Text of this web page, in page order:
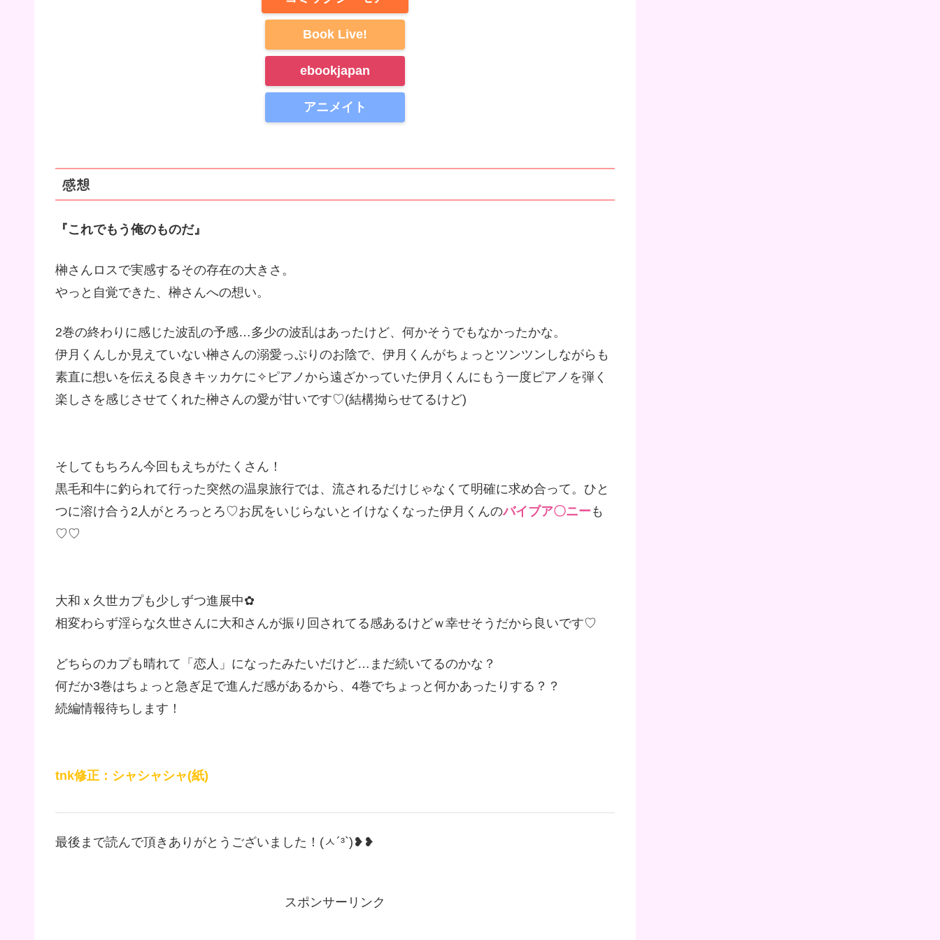
Book Live!
ebookjapan
アニメイト
感想
『これでもう俺のものだ』
榊さんロスで実感するその存在の大きさ。
やっと自覚できた、榊さんへの想い。
2巻の終わりに感じた波乱の予感…多少の波乱はあったけど、何かそうでもなかったかな。
伊月くんしか見えていない榊さんの溺愛っぷりのお陰で、伊月くんがちょっとツンツンしながらも
素直に想いを伝える良きキッカケに✧ピアノから遠ざかっていた伊月くんにもう一度ピアノを弾く
楽しさを感じさせてくれた榊さんの愛が甘いです♡(結構拗らせてるけど)
そしてもちろん今回もえちがたくさん！
黒毛和牛に釣られて行った突然の温泉旅行では、流されるだけじゃなくて明確に求め合って。ひと
つに溶け合う2人がとろっとろ♡お尻をいじらないとイけなくなった伊月くんのバイブア〇ニーも
♡♡
大和ｘ久世カプも少しずつ進展中✿
相変わらず淫らな久世さんに大和さんが振り回されてる感あるけどｗ幸せそうだから良いです♡
どちらのカプも晴れて「恋人」になったみたいだけど…まだ続いてるのかな？
何だか3巻はちょっと急ぎ足で進んだ感があるから、4巻でちょっと何かあったりする？？
続編情報待ちします！
tnk修正：シャシャシャ(紙)
最後まで読んで頂きありがとうございました！(ㅅ´³`)❥❥
スポンサーリンク